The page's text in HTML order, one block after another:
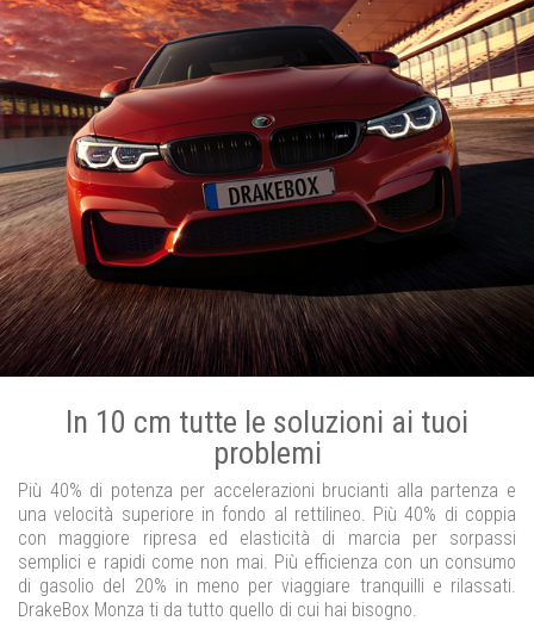
In 10 cm tutte le soluzioni ai tuoi
problemi
Più 40% di potenza per accelerazioni brucianti alla partenza e
una velocità superiore in fondo al rettilineo. Più 40% di coppia
con maggiore ripresa ed elasticità di marcia per sorpassi
semplici e rapidi come non mai. Più efficienza con un consumo
di gasolio del 20% in meno per viaggiare tranquilli e rilassati.
DrakeBox Monza ti da tutto quello di cui hai bisogno.